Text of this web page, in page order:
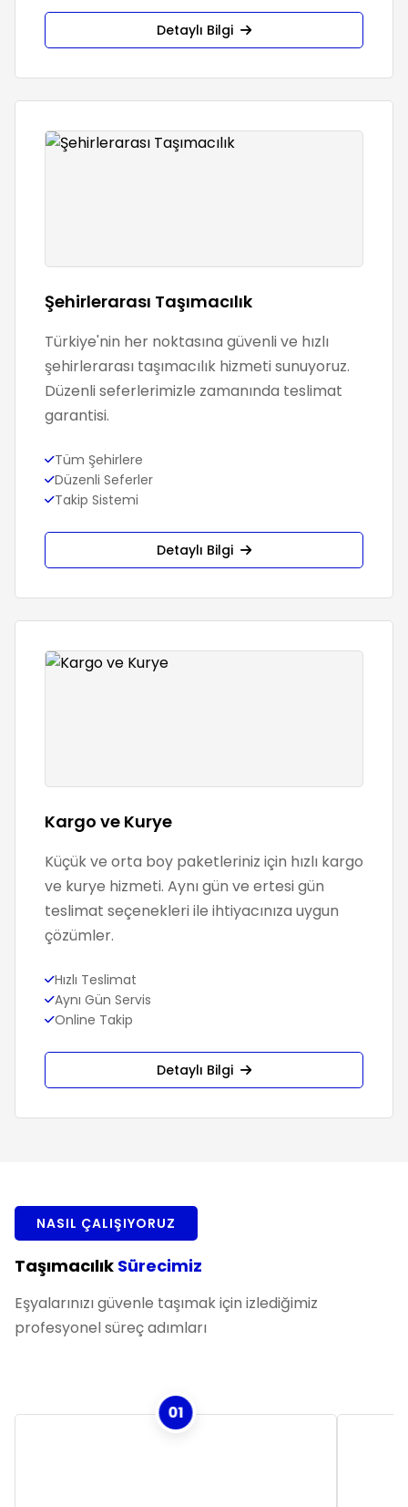
Detaylı Bilgi
Şehirlerarası Taşımacılık
Türkiye'nin her noktasına güvenli ve hızlı
şehirlerarası taşımacılık hizmeti sunuyoruz.
Düzenli seferlerimizle zamanında teslimat
garantisi.
Tüm Şehirlere
Düzenli Seferler
Takip Sistemi
Detaylı Bilgi
Kargo ve Kurye
Küçük ve orta boy paketleriniz için hızlı kargo
ve kurye hizmeti. Aynı gün ve ertesi gün
teslimat seçenekleri ile ihtiyacınıza uygun
çözümler.
Hızlı Teslimat
Aynı Gün Servis
Online Takip
Detaylı Bilgi
NASIL ÇALIŞIYORUZ
Taşımacılık Sürecimiz
Eşyalarınızı güvenle taşımak için izlediğimiz
profesyonel süreç adımları
01